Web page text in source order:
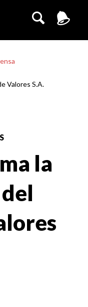
Valores S.A.
la